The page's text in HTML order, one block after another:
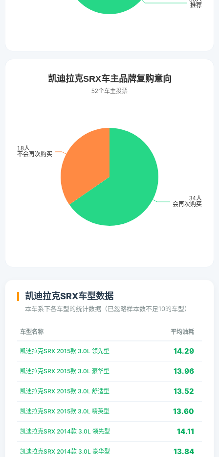
凯迪拉克SRX车型数据
本车系下各车型的统计数据（已忽略样本数不足10的车型）
车型名称 平均油耗
凯迪拉克SRX 2015款 3.0L 领先型 14.29
凯迪拉克SRX 2015款 3.0L 豪华型 13.96
凯迪拉克SRX 2015款 3.0L 舒适型 13.52
凯迪拉克SRX 2015款 3.0L 精英型 13.60
凯迪拉克SRX 2014款 3.0L 领先型 14.11
凯迪拉克SRX 2014款 3.0L 豪华型 13.84